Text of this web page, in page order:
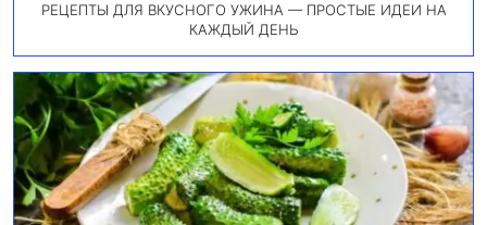
РЕЦЕПТЫ ДЛЯ ВКУСНОГО УЖИНА — ПРОСТЫЕ ИДЕИ НА
КАЖДЫЙ ДЕНЬ